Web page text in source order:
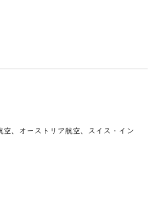
、オーストリア航空、スイス・イン